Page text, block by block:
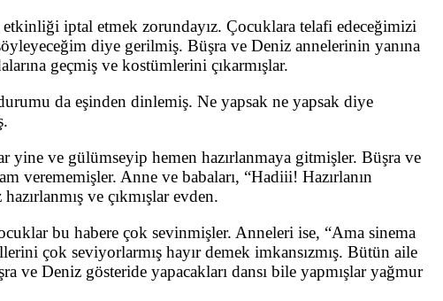
iptal etmek zorundayız. Çocuklara telafi edeceğimizi
diye gerilmiş. Büşra ve Deniz annelerinin yanına
geçmiş ve kostümlerini çıkarmışlar.
da eşinden dinlemiş. Ne yapsak ne yapsak diye
ve gülümseyip hemen hazırlanmaya gitmişler. Büşra ve
verememişler. Anne ve babaları, “Hadiii! Hazırlanın
ve çıkmışlar evden.
bu habere çok sevinmişler. Anneleri ise, “Ama sinema
çok seviyorlarmış hayır demek imkansızmış. Bütün aile
ve Deniz gösteride yapacakları dansı bile yapmışlar yağmur